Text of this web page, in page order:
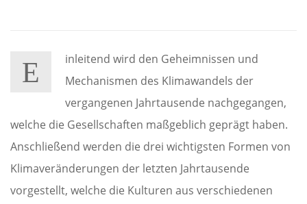
E
inleitend wird den Geheimnissen und
Mechanismen des Klimawandels der
vergangenen Jahrtausende nachgegangen,
welche die Gesellschaften maßgeblich geprägt haben.
Anschließend werden die drei wichtigsten Formen von
Klimaveränderungen der letzten Jahrtausende
vorgestellt, welche die Kulturen aus verschiedenen